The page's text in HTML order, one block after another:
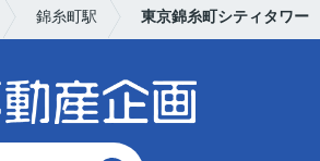
錦糸町駅 東京錦糸町シティタワー